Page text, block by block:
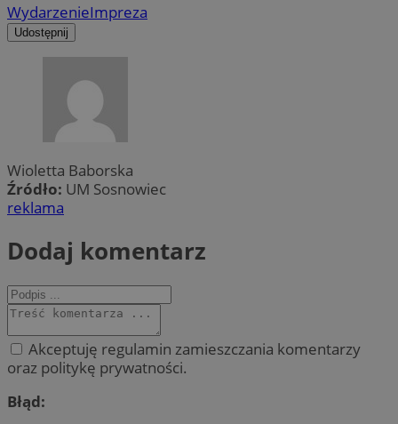
WydarzenieImpreza
Udostępnij
Wioletta Baborska
Źródło: UM Sosnowiec
reklama
Dodaj komentarz
Akceptuję regulamin zamieszczania komentarzy
oraz politykę prywatności.
Błąd: